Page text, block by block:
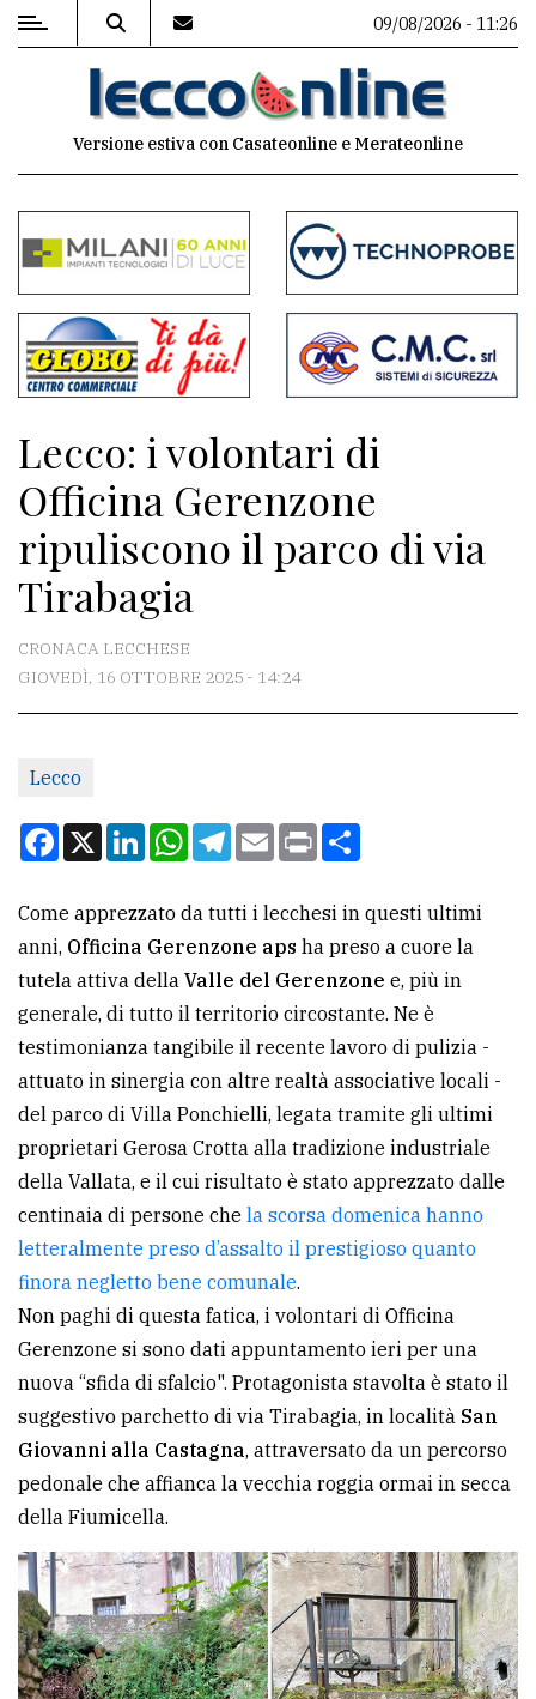
MENU
commenti
Contenuti
del
sito
Meteo
CONTATTI
La
Scrivici
tua
pubblicità
CERCA
Cerca
per
comune
Ricerca
avanzata
LE
ALTRE
PRIVACY
Privacy
policy
Cookie
policy
09/08/2026 - 11:26
Versione estiva con Casateonline e Merateonline
Lecco: i volontari di
Officina Gerenzone
ripuliscono il parco di via
Tirabagia
CRONACA LECCHESE
GIOVEDÌ, 16 OTTOBRE 2025 - 14:24
Lecco
Facebook
X LinkedInWhatsApp
Telegram
EmailPrint
Come apprezzato da tutti i lecchesi in questi ultimi
anni, Officina Gerenzone aps ha preso a cuore la
tutela attiva della Valle del Gerenzone e, più in
generale, di tutto il territorio circostante. Ne è
testimonianza tangibile il recente lavoro di pulizia -
attuato in sinergia con altre realtà associative locali -
del parco di Villa Ponchielli, legata tramite gli ultimi
proprietari Gerosa Crotta alla tradizione industriale
della Vallata, e il cui risultato è stato apprezzato dalle
centinaia di persone che la scorsa domenica hanno
letteralmente preso d’assalto il prestigioso quanto
finora negletto bene comunale.
Non paghi di questa fatica, i volontari di Officina
Gerenzone si sono dati appuntamento ieri per una
nuova “sfida di sfalcio". Protagonista stavolta è stato il
suggestivo parchetto di via Tirabagia, in località San
Giovanni alla Castagna, attraversato da un percorso
pedonale che affianca la vecchia roggia ormai in secca
della Fiumicella.